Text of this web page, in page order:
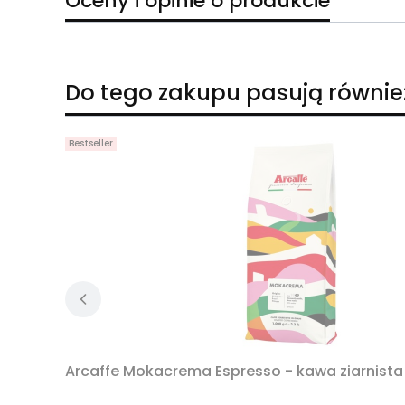
Do tego zakupu pasują
Bestseller
Arcaffe Mokacrema Espresso - kawa ziarnista